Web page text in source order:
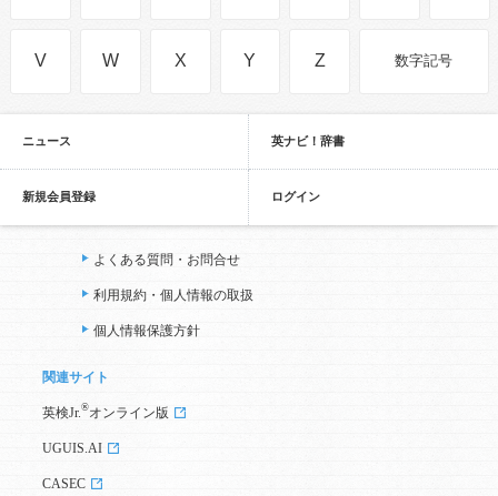
V W X Y Z 数字記号
ニュース 英ナビ！辞書
新規会員登録 ログイン
よくある質問・お問合せ
利用規約・個人情報の取扱
個人情報保護方針
関連サイト
英検Jr. ®オンライン版
UGUIS.AI
CASEC